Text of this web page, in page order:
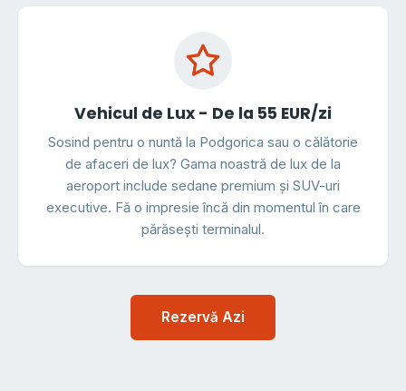
Vehicul de Lux - De la 55 EUR/zi
Sosind pentru o nuntă la Podgorica sau o călătorie
de afaceri de lux? Gama noastră de lux de la
aeroport include sedane premium și SUV-uri
executive. Fă o impresie încă din momentul în care
părăsești terminalul.
Rezervă Azi